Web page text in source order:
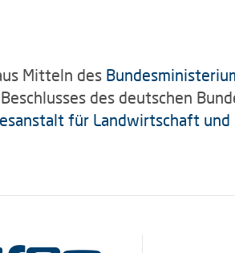
Mitteln des
des deutschen
für Landwirtschaft und